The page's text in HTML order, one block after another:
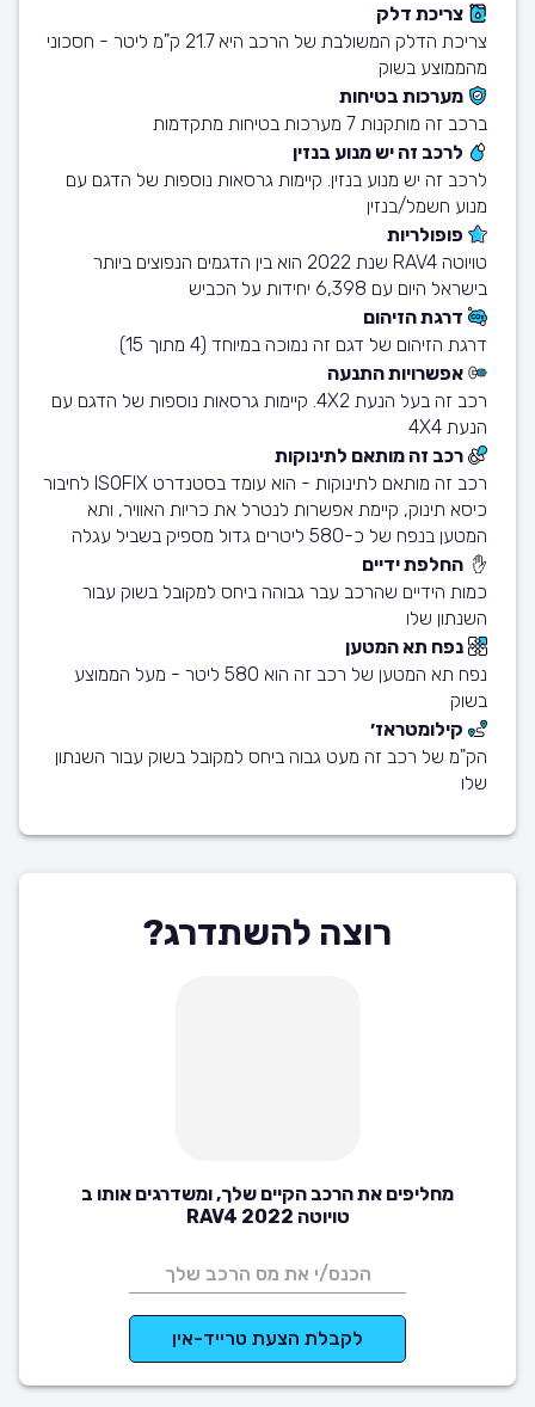
צריכת דלק
צריכת הדלק המשולבת של הרכב היא 21.7 ק"מ ליטר - חסכוני
מהממוצע בשוק
מערכות בטיחות
ברכב זה מותקנות 7 מערכות בטיחות מתקדמות
לרכב זה יש מנוע בנזין
לרכב זה יש מנוע בנזין. קיימות גרסאות נוספות של הדגם עם
מנוע חשמל/בנזין
פופולריות
טויוטה RAV4 שנת 2022 הוא בין הדגמים הנפוצים ביותר
בישראל היום עם 6,398 יחידות על הכביש
דרגת הזיהום
דרגת הזיהום של דגם זה נמוכה במיוחד (4 מתוך 15)
אפשרויות התנעה
רכב זה בעל הנעת 4X2. קיימות גרסאות נוספות של הדגם עם
הנעת 4X4
רכב זה מותאם לתינוקות
רכב זה מותאם לתינוקות - הוא עומד בסטנדרט ISOFIX לחיבור
כיסא תינוק, קיימת אפשרות לנטרל את כריות האוויר, ותא
המטען בנפח של כ-580 ליטרים גדול מספיק בשביל עגלה
החלפת ידיים
כמות הידיים שהרכב עבר גבוהה ביחס למקובל בשוק עבור
השנתון שלו
נפח תא המטען
נפח תא המטען של רכב זה הוא 580 ליטר - מעל הממוצע
בשוק
קילומטראז׳
הק"מ של רכב זה מעט גבוה ביחס למקובל בשוק עבור השנתון
שלו
רוצה להשתדרג?
מחליפים את הרכב הקיים שלך, ומשדרגים אותו ב
טויוטה RAV4 2022
לקבלת הצעת טרייד-אין